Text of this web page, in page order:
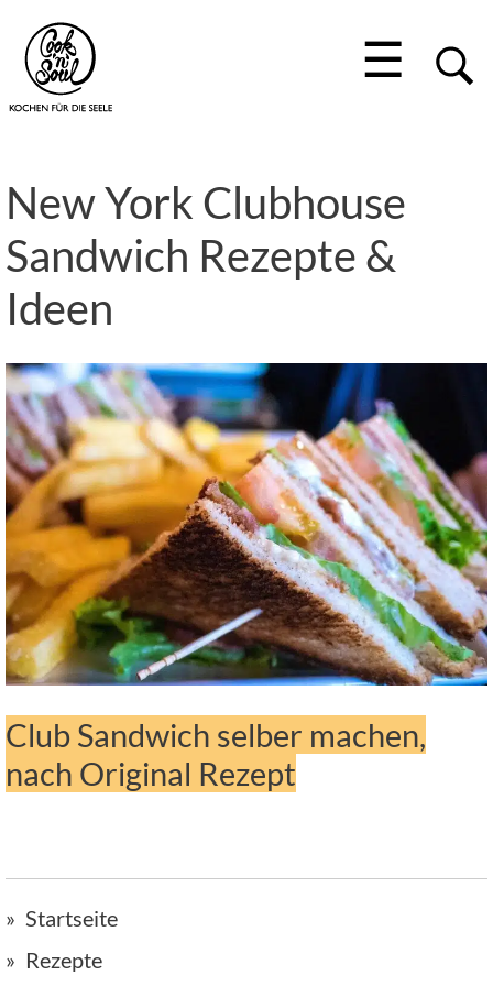
☰
New York Clubhouse
Sandwich Rezepte &
Ideen
Club Sandwich selber machen,
nach Original Rezept
Startseite
Rezepte